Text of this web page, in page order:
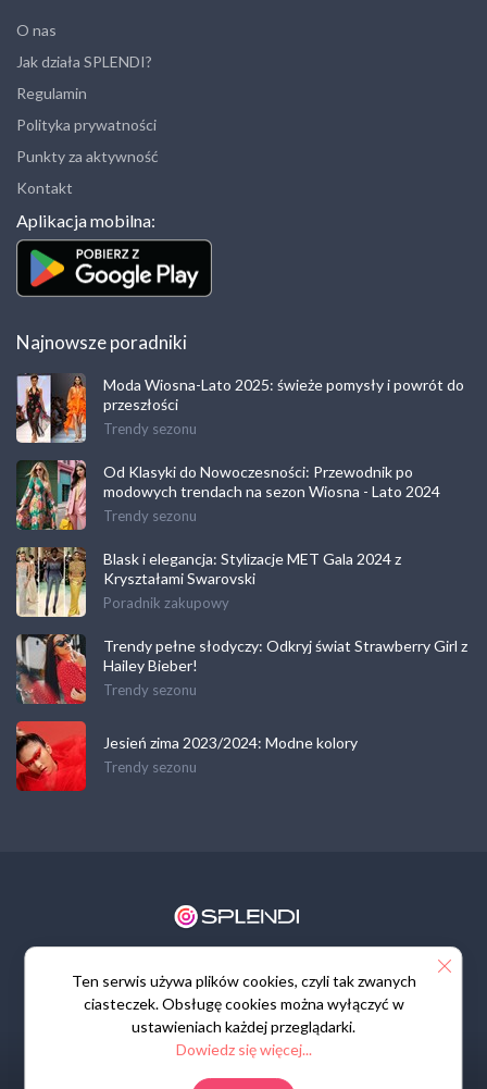
O nas
Jak działa SPLENDI?
Regulamin
Polityka prywatności
Punkty za aktywność
Kontakt
Aplikacja mobilna:
Najnowsze poradniki
Moda Wiosna-Lato 2025: świeże pomysły i powrót do
przeszłości
Trendy sezonu
Od Klasyki do Nowoczesności: Przewodnik po
modowych trendach na sezon Wiosna - Lato 2024
Trendy sezonu
Blask i elegancja: Stylizacje MET Gala 2024 z
Kryształami Swarovski
Poradnik zakupowy
Trendy pełne słodyczy: Odkryj świat Strawberry Girl z
Hailey Bieber!
Trendy sezonu
Jesień zima 2023/2024: Modne kolory
Trendy sezonu
Ten serwis używa plików cookies, czyli tak zwanych
ciasteczek. Obsługę cookies można wyłączyć w
ustawieniach każdej przeglądarki.
Dowiedz się więcej...